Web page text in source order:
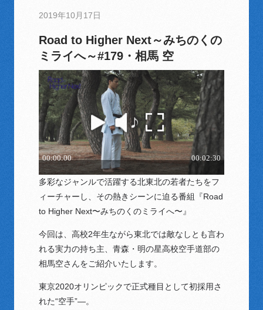
2019年10月17日
Road to Higher Next～みちのくの
ミライへ～#179・相馬 空
多彩なジャンルで活躍する北東北の若者たちをフ
ィーチャーし、その熱きシーンに迫る番組『Road
to Higher Next〜みちのくのミライへ〜』
今回は、高校2年生ながら東北では敵なしとも言わ
れる実力の持ち主、青森・明の星高校空手道部の
相馬空さんをご紹介いたします。
東京2020オリンピックで正式種目として初採用さ
れた“空手”―。